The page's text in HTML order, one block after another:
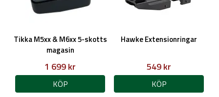
Tikka M5xx & M6xx 5-skotts
magasin
1 699 kr
KÖP
Hawke Extensionringar
549 kr
KÖP